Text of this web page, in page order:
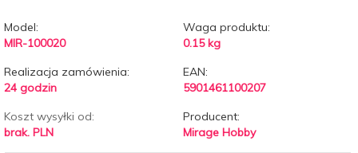
Model:
MIR-100020
Waga produktu:
0.15 kg
Realizacja zamówienia:
24 godzin
EAN:
5901461100207
Koszt wysyłki od:
brak. PLN
Producent:
Mirage Hobby